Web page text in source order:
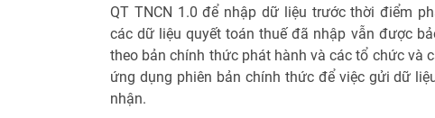
QT TNCN 1.0 để nhập dữ liệu trước thời điểm
các dữ liệu quyết toán thuế đã nhập vẫn được
theo bản chính thức phát hành và các tổ chức và
ứng dụng phiên bản chính thức để việc gửi dữ
nhận.